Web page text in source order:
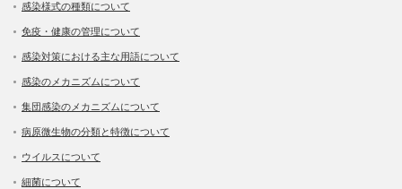
感染様式の種類について
免疫・健康の管理について
感染対策における主な用語について
感染のメカニズムについて
集団感染のメカニズムについて
病原微生物の分類と特徴について
ウイルスについて
細菌について